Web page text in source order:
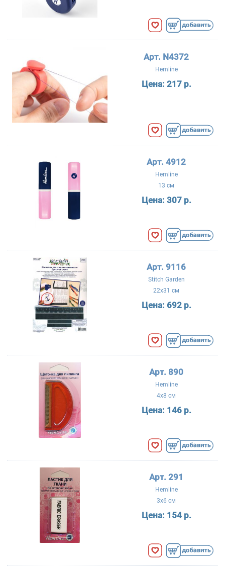
Арт. N4372
Hemline
Цена: 217 р.
Арт. 4912
Hemline
13 см
Цена: 307 р.
Арт. 9116
Stitch Garden
22x31 см
Цена: 692 р.
Арт. 890
Hemline
4x8 см
Цена: 146 р.
Арт. 291
Hemline
3x6 см
Цена: 154 р.